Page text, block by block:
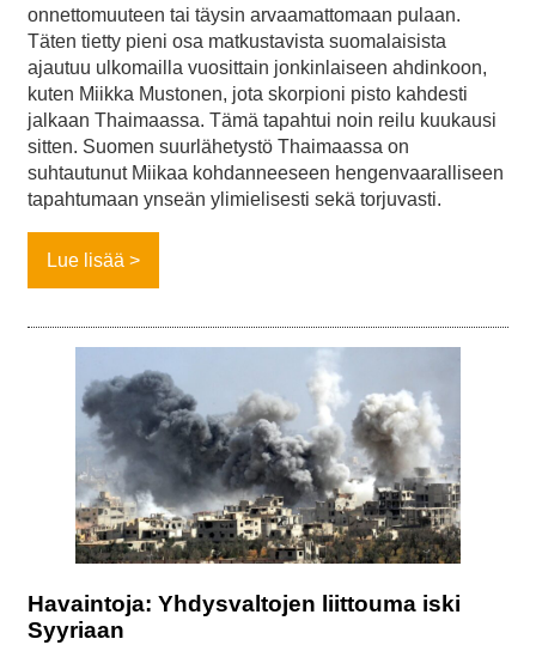
onnettomuuteen tai täysin arvaamattomaan pulaan.
Täten tietty pieni osa matkustavista suomalaisista
ajautuu ulkomailla vuosittain jonkinlaiseen ahdinkoon,
kuten Miikka Mustonen, jota skorpioni pisto kahdesti
jalkaan Thaimaassa. Tämä tapahtui noin reilu kuukausi
sitten. Suomen suurlähetystö Thaimaassa on
suhtautunut Miikaa kohdanneeseen hengenvaaralliseen
tapahtumaan ynseän ylimielisesti sekä torjuvasti.
Lue lisää
Havaintoja: Yhdysvaltojen liittouma iski
Syyriaan